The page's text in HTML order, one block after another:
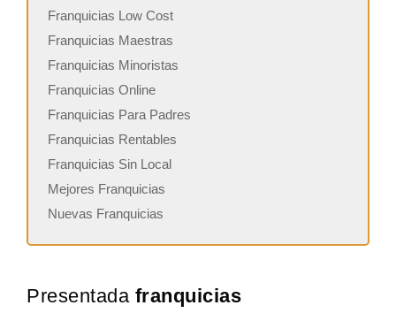
Franquicias Low Cost
Franquicias Maestras
Franquicias Minoristas
Franquicias Online
Franquicias Para Padres
Franquicias Rentables
Franquicias Sin Local
Mejores Franquicias
Nuevas Franquicias
Presentada franquicias